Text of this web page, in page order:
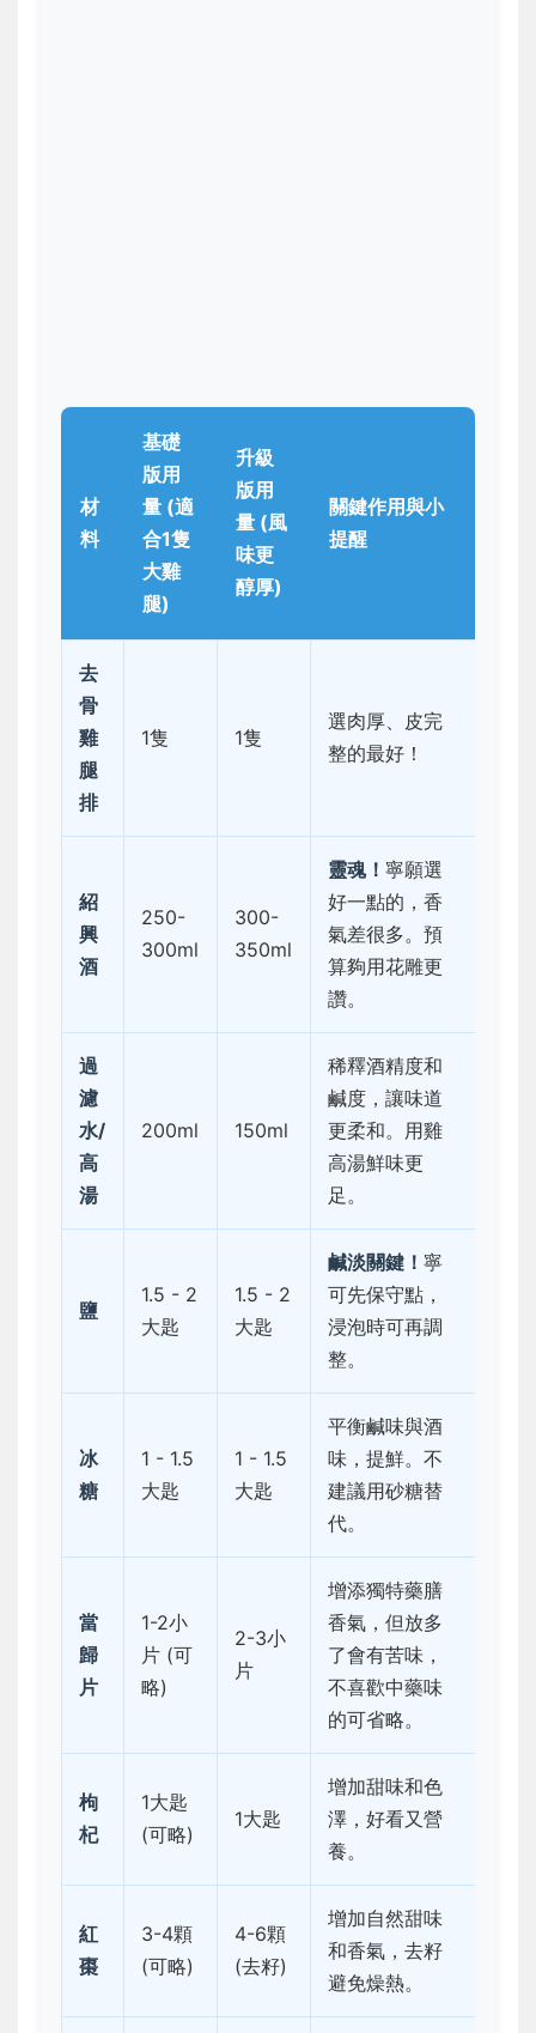
材
料
基礎
版用
量 (適
合1隻
大雞
腿)
升級
版用
量 (風
味更
醇厚)
關鍵作用與小
提醒
去
骨
雞
腿
排
1隻 1隻
選肉厚、皮完
整的最好！
紹
興
酒
250-
300ml
300-
350ml
靈魂！寧願選
好一點的，香
氣差很多。預
算夠用花雕更
讚。
過
濾
水/
高
湯
200ml 150ml
稀釋酒精度和
鹹度，讓味道
更柔和。用雞
高湯鮮味更
足。
鹽
1.5 - 2
大匙
1.5 - 2
大匙
鹹淡關鍵！寧
可先保守點，
浸泡時可再調
整。
冰
糖
1 - 1.5
大匙
1 - 1.5
大匙
平衡鹹味與酒
味，提鮮。不
建議用砂糖替
代。
當
歸
片
1-2小
片 (可
略)
2-3小
片
增添獨特藥膳
香氣，但放多
了會有苦味，
不喜歡中藥味
的可省略。
枸
杞
1大匙
(可略)
1大匙
增加甜味和色
澤，好看又營
養。
紅
棗
3-4顆
(可略)
4-6顆
(去籽)
增加自然甜味
和香氣，去籽
避免燥熱。